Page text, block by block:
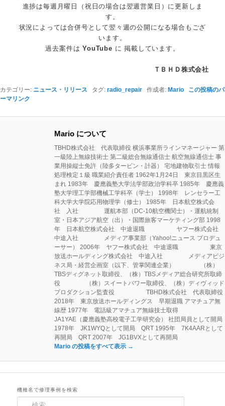
進捗は毎週月曜日（祝日の場合は翌週営業日）に更新しま
す。
状況によっては合併号として翌々週の公開になる場合もござ
います。
過去案件はYouTube に 掲載しています。
ＴＢＨＤ株式会社
カテゴリー: ニュース・リリース タグ: radio_repair 作成者: Mario
この投稿のパ
ーマリンク
Mario について
TBHD株式会社 代表取締役 横浜事業所ラインマネージャー 第
一級陸上無線技術士 第二級総合無線通信士 航空無線通信士 事
業用操縦士免許（陸多タービン・計器） 宅地建物取引士 情報
処理検定１級 職業紹介責任者 1962年1月24日 東京目黒区生
まれ 1983年 慶應義塾大学法学部政治学科卒 1985年 慶應義
塾大学理工学部機械工学科卒（学士） 1998年 レンセラー工
科大学大学院応用物理学（修士） 1985年 日本航空株式会
社 入社 運航本部（DC-10航空機関士）・運航統制
室・日本アジア航空（出）・国際旅客マーケティング部 1998
年 日本航空株式会社 中途退職 ヤフー株式会社
中途入社 メディア事業部（Yahoo!ニュース プロデュ
ーサー） 2006年 ヤフー株式会社 中途退職 東京
放送ホールディング株式会社 中途入社 メディアビジ
ネス局・経営企画室（以下、管掌関連企業） （株）
TBSディグネット取締役、（株）TBSメディア総合研究所取締
役 （株）スイートパワー取締役、（株）ディヴィッド
プロダクション監査役 TBHD株式会社 代表取締役
2018年 東京放送ホールディングス 早期退職 アマチュア無
線歴 1977年 電話級アマチュア無線技士取得
JA1YAE（慶應義塾高校電子工学研究会） 社団局員として開局
1978年 JK1WYQとして開局 QRT 1995年 7K4AARとして
再開局 QRT 2007年 JG1BVXとして再開局
Mario の投稿をすべて表示 →
機種名で修理事例を検索